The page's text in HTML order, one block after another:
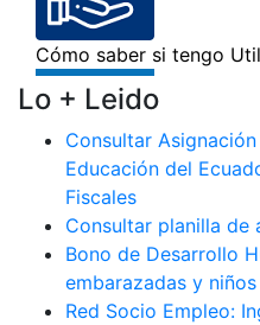
Lo + Leido
Consultar
Educación del
Fiscales
Consultar planilla de
Bono de Desarrollo
embarazadas y niños
Red Socio Empleo: